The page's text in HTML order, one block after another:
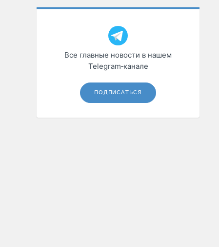
Все главные новости в нашем
Telegram‑канале
ПОДПИСАТЬСЯ